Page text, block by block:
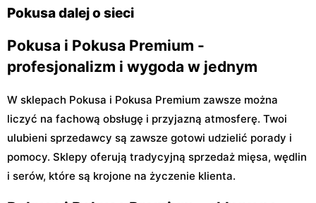
Pokusa dalej o sieci
Pokusa i Pokusa Premium -
profesjonalizm i wygoda w jednym
W sklepach Pokusa i Pokusa Premium zawsze można
liczyć na fachową obsługę i przyjazną atmosferę. Twoi
ulubieni sprzedawcy są zawsze gotowi udzielić porady i
pomocy. Sklepy oferują tradycyjną sprzedaż mięsa, wędlin
i serów, które są krojone na życzenie klienta.